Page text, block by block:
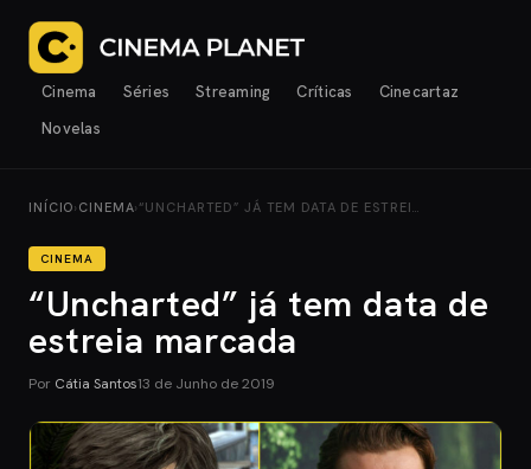
Cinema Séries Streaming Críticas
Cinecartaz
Novelas
INÍCIO› CINEMA›“UNCHARTED” JÁ TEM DATA DE ESTREI…
CINEMA
“Uncharted” já tem data de
estreia marcada
Por Cátia Santos13 de Junho de 2019